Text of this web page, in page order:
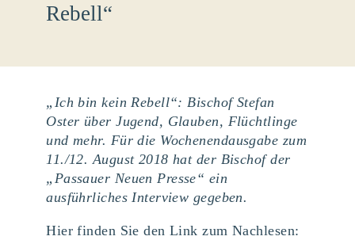
Rebell“
„Ich bin kein Rebell“: Bischof Stefan
Oster über Jugend, Glauben, Flüchtlinge
und mehr. Für die Wochenendausgabe zum
11./12. August 2018 hat der Bischof der
„Passauer Neuen Presse“ ein
ausführliches Interview gegeben.
Hier finden Sie den Link zum Nachlesen: